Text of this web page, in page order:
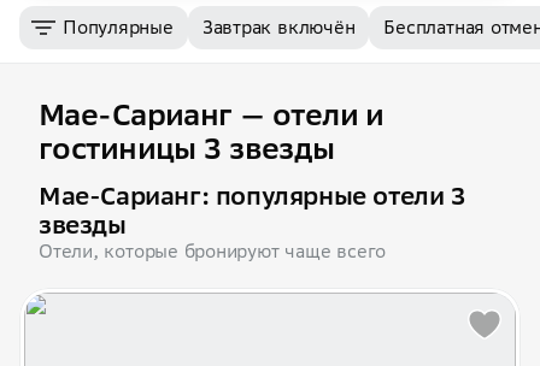
Популярные Завтрак включён Бесплатная
Мае-Сарианг — отели и
гостиницы 3 звезды
Мае-Сарианг: популярные отели 3
звезды
Отели, которые бронируют чаще всего